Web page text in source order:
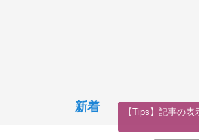
新着 【Tips】記事の表